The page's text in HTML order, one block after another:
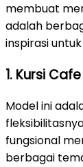
membuat
adalah
inspirasi
1. Kursi
Model ini
fungsional
berbagai